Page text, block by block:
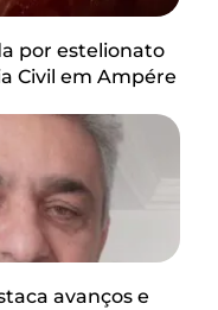
por estelionato
Civil em Ampére
avanços e